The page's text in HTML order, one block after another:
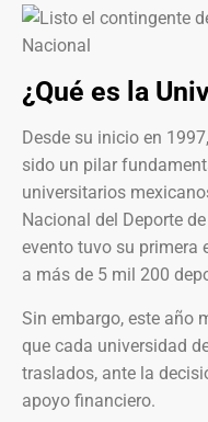
¿Qué es la
Desde su inicio en
sido un pilar
universitarios
Nacional del Deporte
evento tuvo su primera
a más de 5 mil 200
Sin embargo, este año
que cada universidad
traslados, ante la
apoyo financiero.